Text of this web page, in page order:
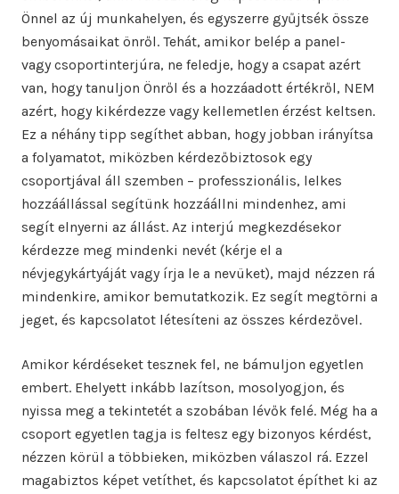
Önnel az új munkahelyen, és egyszerre gyűjtsék össze
benyomásaikat önről. Tehát, amikor belép a panel-
vagy csoportinterjúra, ne feledje, hogy a csapat azért
van, hogy tanuljon Önről és a hozzáadott értékről, NEM
azért, hogy kikérdezze vagy kellemetlen érzést keltsen.
Ez a néhány tipp segíthet abban, hogy jobban irányítsa
a folyamatot, miközben kérdezőbiztosok egy
csoportjával áll szemben – professzionális, lelkes
hozzáállással segítünk hozzáállni mindenhez, ami
segít elnyerni az állást. Az interjú megkezdésekor
kérdezze meg mindenki nevét (kérje el a
névjegykártyáját vagy írja le a nevüket), majd nézzen rá
mindenkire, amikor bemutatkozik. Ez segít megtörni a
jeget, és kapcsolatot létesíteni az összes kérdezővel.
Amikor kérdéseket tesznek fel, ne bámuljon egyetlen
embert. Ehelyett inkább lazítson, mosolyogjon, és
nyissa meg a tekintetét a szobában lévők felé. Még ha a
csoport egyetlen tagja is feltesz egy bizonyos kérdést,
nézzen körül a többieken, miközben válaszol rá. Ezzel
magabiztos képet vetíthet, és kapcsolatot építhet ki az